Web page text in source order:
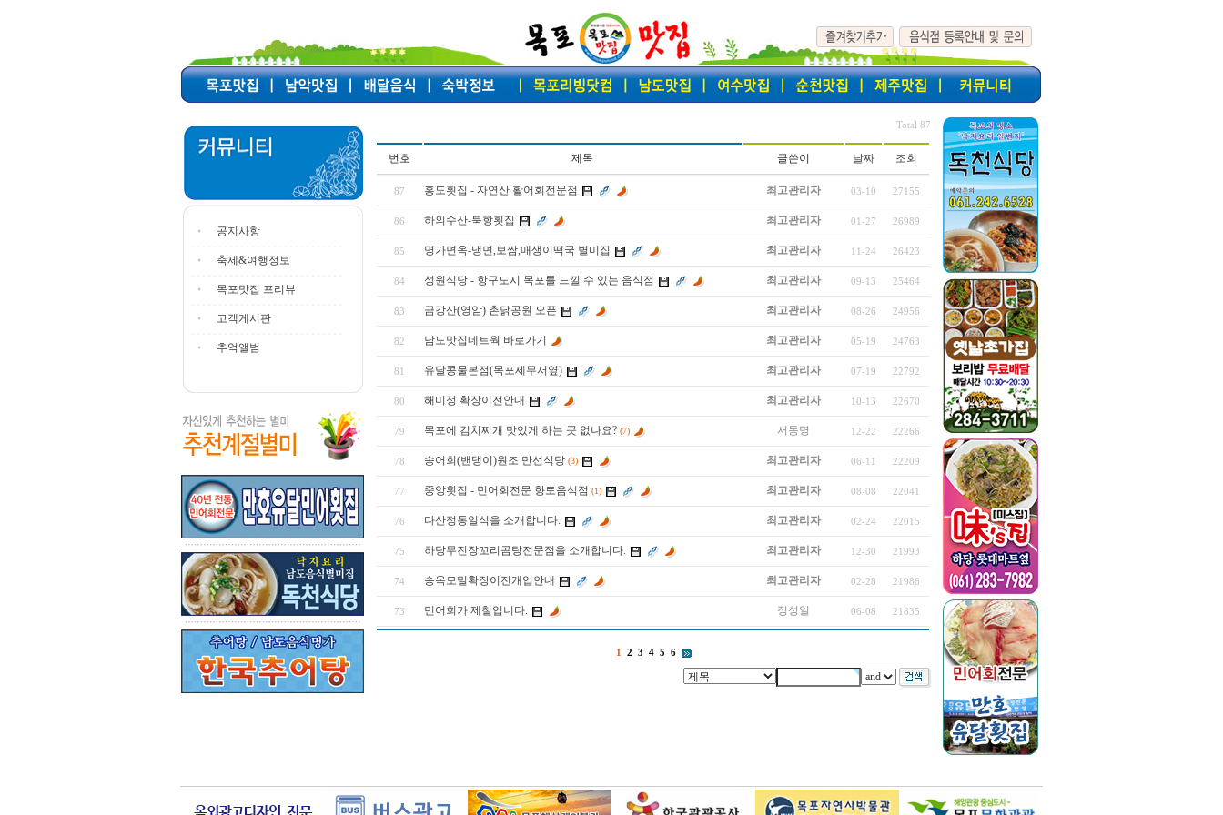
공지사항
축제&여행정보
목포맛집 프리뷰
고객게시판
추억앨범
Total 87
번호 제목 글쓴이 날짜 조회
87 홍도횟집 - 자연산 활어회전문점 최고관리자 03-10 27155
86 하의수산-북항횟집 최고관리자 01-27 26989
85 명가면옥-냉면,보쌈,매생이떡국 별미집 최고관리자 11-24 26423
84 성원식당 - 항구도시 목포를 느낄 수 있는 음식점 최고관리자 09-13 25464
83 금강산(영암) 촌닭공원 오픈 최고관리자 08-26 24956
82 남도맛집네트웍 바로가기 최고관리자 05-19 24763
81 유달콩물본점(목포세무서옆) 최고관리자 07-19 22792
80 해미정 확장이전안내 최고관리자 10-13 22670
79 목포에 김치찌개 맛있게 하는 곳 없나요? (7) 서동명 12-22 22266
78 송어회(밴댕이)원조 만선식당 (3) 최고관리자 06-11 22209
77 중앙횟집 - 민어회전문 향토음식점 (1) 최고관리자 08-08 22041
76 다산정통일식을 소개합니다. 최고관리자 02-24 22015
75 하당무진장꼬리곰탕전문점을 소개합니다. 최고관리자 12-30 21993
74 송옥모밀확장이전개업안내 최고관리자 02-28 21986
73 민어회가 제철입니다. 정성일 06-08 21835
1 2 3 4 5 6